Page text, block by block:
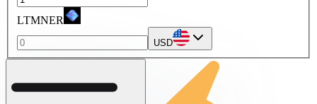
LTMNER
USD